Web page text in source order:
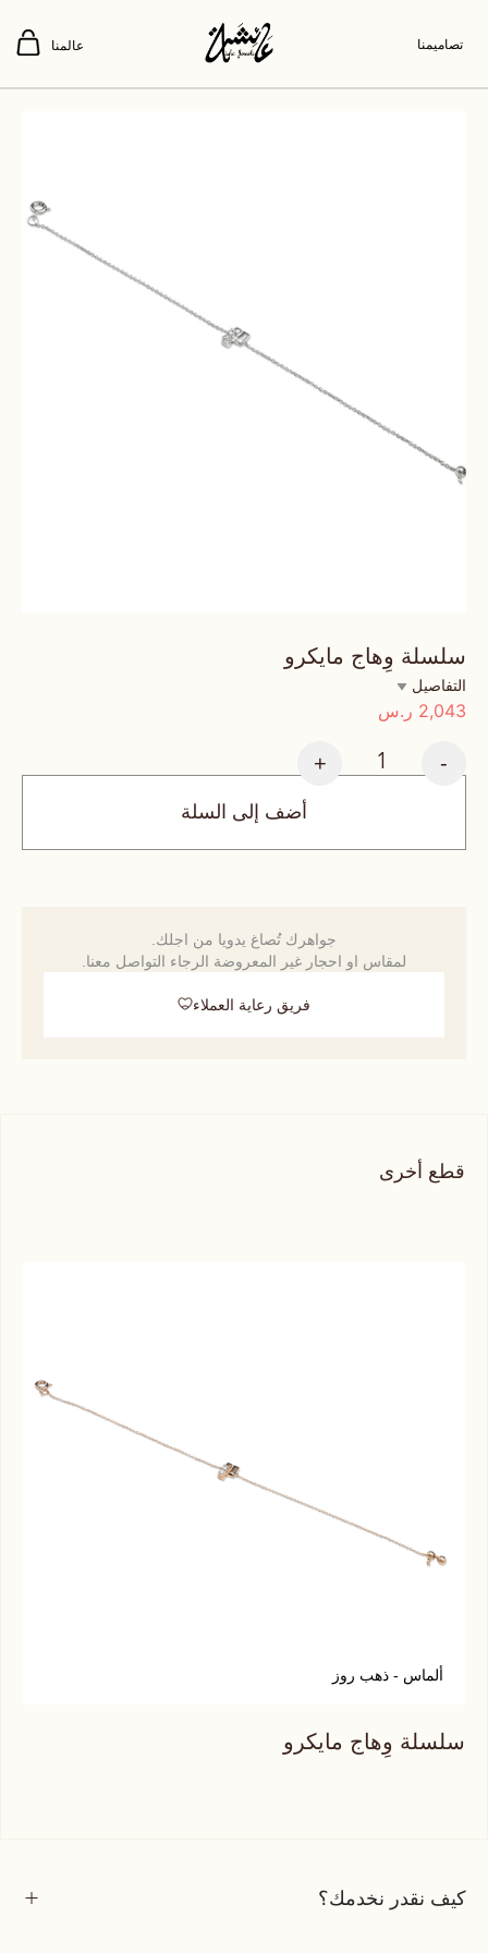
تصاميمنا عالمنا
سلسلة وِهاج مايكرو
التفاصيل
2,043 ر.س
-
+
أضف إلى السلة
جواهرك تُصاغ يدويا من اجلك.
لمقاس او احجار غير المعروضة الرجاء التواصل معنا.
فريق رعاية العملاء
قطع أخرى
ألماس - ذهب روز
سلسلة وِهاج مايكرو
كيف نقدر نخدمك؟